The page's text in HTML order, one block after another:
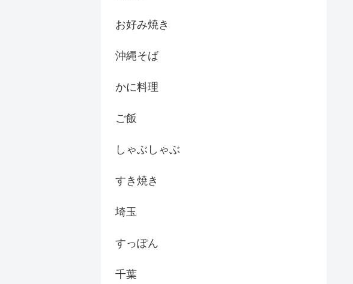
お好み焼き
沖縄そば
かに料理
ご飯
しゃぶしゃぶ
すき焼き
埼玉
すっぽん
千葉